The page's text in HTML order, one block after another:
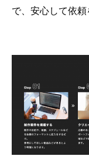
で、安心して依頼